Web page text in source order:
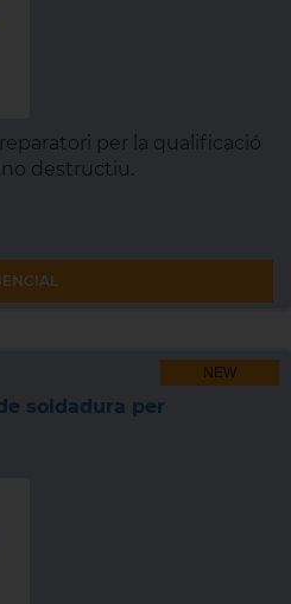
per la qualificació
destructiu.
NEW
soldadura per